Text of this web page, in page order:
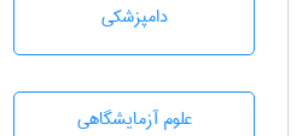
دامپزشكی
علوم آزمايشگاهی